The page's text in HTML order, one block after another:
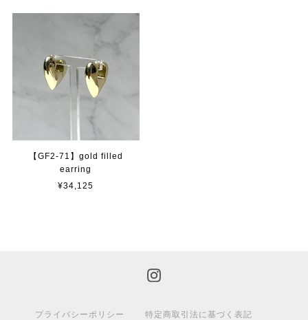
【GF2-71】gold filled
earring
¥34,125
プライバシーポリシー 特定商取引法に基づく表記